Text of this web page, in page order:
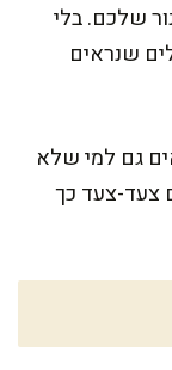
שלכם. בלי
שנראים
גם למי שלא
צעד-צעד כך